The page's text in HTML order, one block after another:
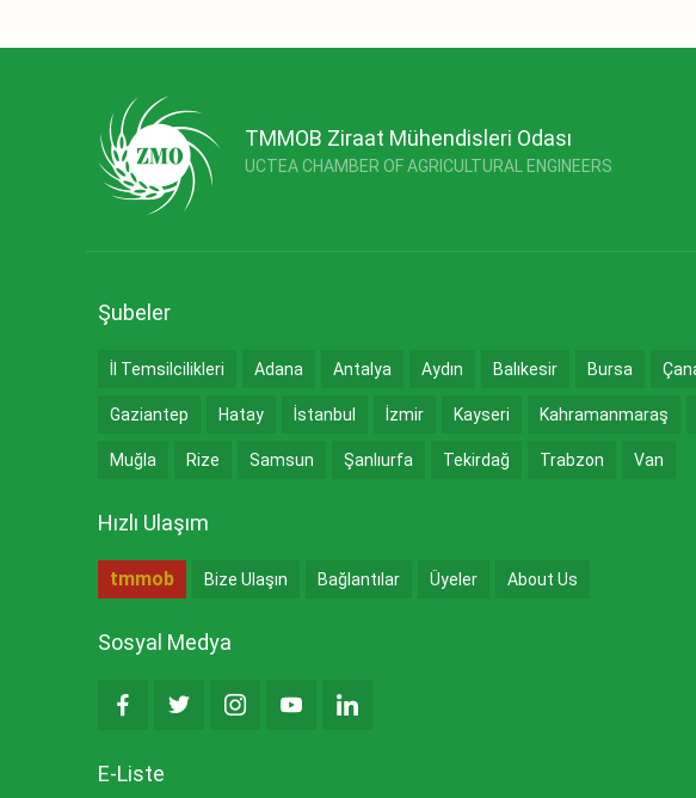
TMMOB Ziraat Mühendisleri Odası
UCTEA CHAMBER OF AGRICULTURAL ENGINEERS
Şubeler
İl Temsilcilikleri Adana Antalya Aydın Balıkesir Bursa
Gaziantep Hatay İstanbul İzmir Kayseri Kahramanmaraş
Muğla Rize Samsun Şanlıurfa Tekirdağ Trabzon Van
Hızlı Ulaşım
tmmob Bize Ulaşın Bağlantılar Üyeler About Us
Sosyal Medya
E-Liste